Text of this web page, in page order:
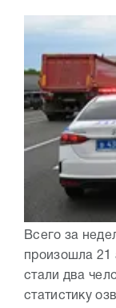
Всего за
произошла 21
стали два
статистику